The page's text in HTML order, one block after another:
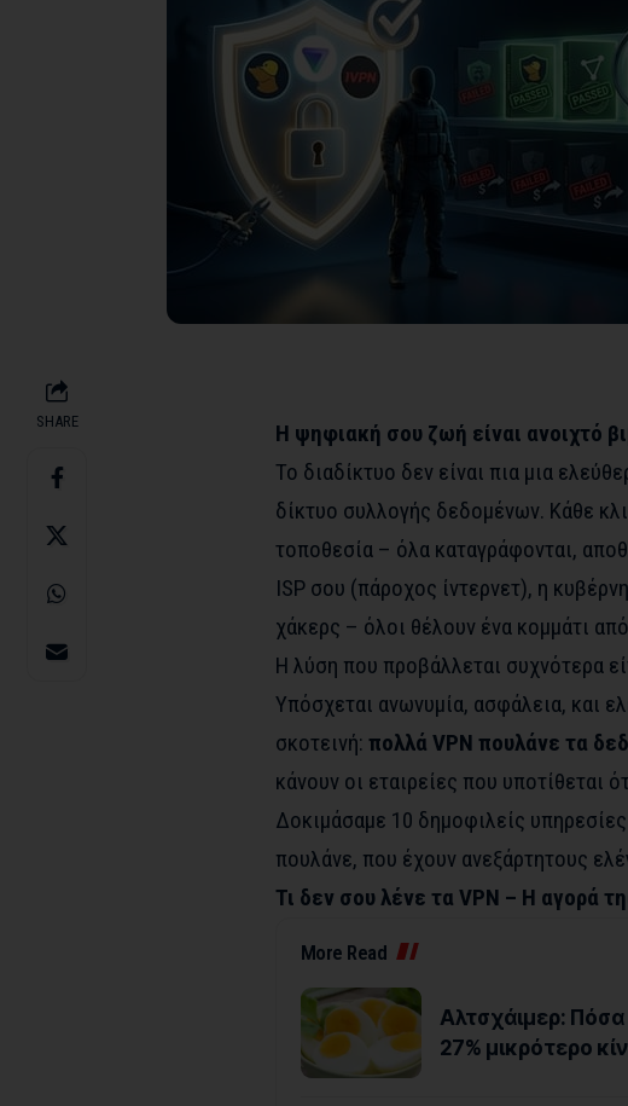
SHARE
Η ψηφιακή σου ζωή είναι ανοιχτό
Το διαδίκτυο δεν είναι πια μια
δίκτυο συλλογής δεδομένων. Κάθε
τοποθεσία – όλα καταγράφονται,
ISP σου (πάροχος ίντερνετ), η
χάκερς – όλοι θέλουν ένα κομμάτι
Η λύση που προβάλλεται συχνότερα
Υπόσχεται ανωνυμία, ασφάλεια, και
σκοτεινή: πολλά VPN πουλάνε τα
κάνουν οι εταιρείες που υποτίθεται
Δοκιμάσαμε 10 δημοφιλείς
πουλάνε, που έχουν ανεξάρτητους
Τι δεν σου λένε τα VPN – Η αγορά
More Read
Αλτσχάιμερ: Πόσα
27% μικρότερο